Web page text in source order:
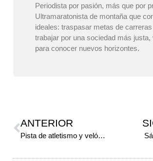
Periodista por pasión, más que por
Ultramaratonista de montaña que
ideales: traspasar metas de
trabajar por una sociedad más justa,
para conocer nuevos horizontes.
ANTERIOR
Pista de atletismo y velódromo, a pleno